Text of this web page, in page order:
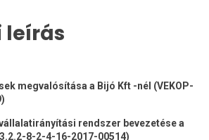
leírás
megvalósítása a Bijó Kft -nél (VEKOP-
rendszer bevezetése a
8-2-4-16-2017-00514)